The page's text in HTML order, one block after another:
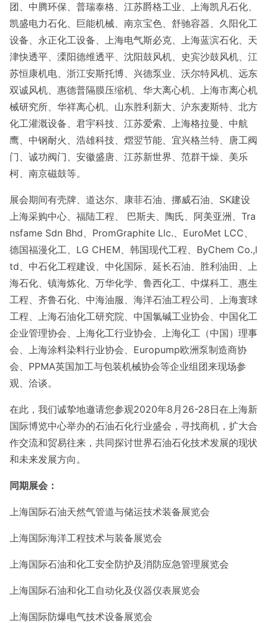
团、中腾环保、普瑞泰格、江苏爵格工业、上海凯凡石化、
凯盛电力石化、巨能机械、南京宝色、舒驰容器、久阳化工
设备、永正化工设备、上海电气斯必克、上海蓝滨石化、天
津快透平、溧阳德维透平、沈阳鼓风机、史宾沙鼓风机、江
苏恒康机电、浙江安斯托博、兴德泵业、沃尔特风机、远东
双诚风机、惠德普隔膜压缩机、华大离心机、上海市离心机
械研究所、华祥离心机、山东胜利新大、沪东麦斯特、北方
化工灌溉设备、君宇科技、江苏爱索、上海格拉曼、中航
鹰、中钢耐火、浩雄科技、熠翌节能、宜兴格兰特、唐工阀
门、诚功阀门、安徽盛唐、江苏新世界、范群干燥、美乐
柯、南京磁鼓等。
展会期间有壳牌、道达尔、康菲石油、挪威石油、 SK建设
上海采购中心、福陆工程、 巴斯夫、陶氏、阿美亚洲、Tra
nsfame Sdn Bhd、PromGraphite Llc.、EuroMet LCC、
德国福漫化工、LG CHEM、韩国现代工程、ByChem Co.,l
td、中石化工程建设、中化国际、延长石油、胜利油田、上
海石化、镇海炼化、万华化学、鲁西化工、中煤科工、惠生
工程、齐鲁石化、中海油服、海洋石油工程公司、上海寰球
工程、上海石油化工研究院、中国氯碱工业协会、中国化工
企业管理协会、上海化工行业协会、上海化工（中国）理事
会、上海涂料染料行业协会、Europump欧洲泵制造商协
会、PPMA英国加工与包装机械协会等企业组团来现场参
观、洽谈。
在此，我们诚挚地邀请您参观2020年8月26-28日在上海新
国际博览中心举办的石油石化行业盛会，寻找商机，扩大合
作交流和贸易往来，共同探讨世界石油石化技术发展的现状
和未来发展方向。
同期展会：
上海国际石油天然气管道与储运技术装备展览会
上海国际海洋工程技术与装备展览会
上海国际石油和化工安全防护及消防应急管理展览会
上海国际石油和化工自动化及仪器仪表展览会
上海国际防爆电气技术设备展览会